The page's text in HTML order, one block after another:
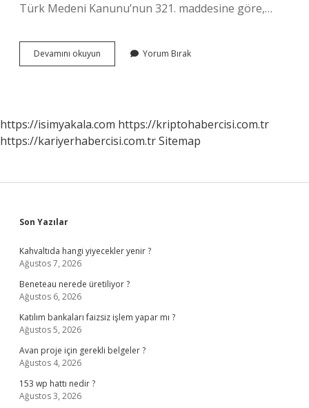
Türk Medeni Kanunu’nun 321. maddesine göre,…
Devamını okuyun Araplarda
Soyadı
Yorum Bırak
https://isimyakala.com https://kriptohabercisi.com.tr
https://kariyerhabercisi.com.trSitemap
Sidebar
Son Yazılar
Kahvaltıda hangi yiyecekler yenir ?
Ağustos 7, 2026
Beneteau nerede üretiliyor ?
Ağustos 6, 2026
Katılım bankaları faizsiz işlem yapar mı ?
Ağustos 5, 2026
Avan proje için gerekli belgeler ?
Ağustos 4, 2026
153 wp hattı nedir ?
Ağustos 3, 2026